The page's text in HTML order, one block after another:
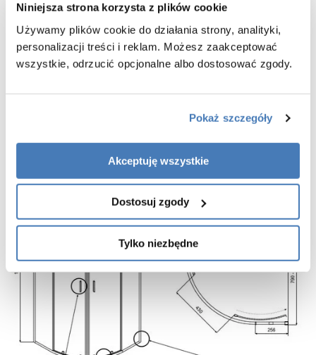
Niniejsza strona korzysta z plików cookie
Używamy plików cookie do działania strony, analityki,
personalizacji treści i reklam. Możesz zaakceptować
wszystkie, odrzucić opcjonalne albo dostosować zgody.
Pokaż szczegóły
Akceptuję wszystkie
Dostosuj zgody
Tylko niezbędne
- nowoczesne. minimalistyczne uchwyty wykonane ze stali nierdzewnej w
kolorze czarny mat
- regulacja przyścienna, niwelacja nierówności ścian
- szerokość wejścia: Zarya 80 - 43 cm
- bezproblemowy i cichy przesuw drzwi
- drzwi kabiny osadzone są na rolkach łożyskowych w kolorze czarny mat
- system odbojników, zapobiegający uszkodzeniom podczas otwierania i
- podwójne, łożyskowane rolki wypełniając cały profil zapewniają
stabilność pracy kabiny oraz bezpieczeństwo użytkowania